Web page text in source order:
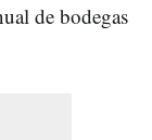
de bodegas